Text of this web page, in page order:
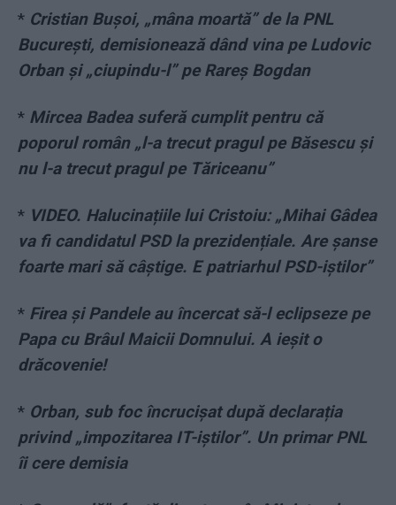
* Cristian Bușoi, „mâna moartă” de la PNL
București, demisionează dând vina pe Ludovic
Orban și „ciupindu-l” pe Rareș Bogdan
* Mircea Badea suferă cumplit pentru că
poporul român „l-a trecut pragul pe Băsescu și
nu l-a trecut pragul pe Tăriceanu”
* VIDEO. Halucinațiile lui Cristoiu: „Mihai Gâdea
va fi candidatul PSD la prezidențiale. Are șanse
foarte mari să câștige. E patriarhul PSD-iștilor”
* Firea și Pandele au încercat să-l eclipseze pe
Papa cu Brâul Maicii Domnului. A ieșit o
drăcovenie!
* Orban, sub foc încrucișat după declarația
privind „impozitarea IT-iștilor”. Un primar PNL
îi cere demisia